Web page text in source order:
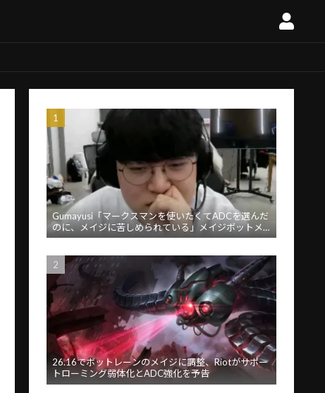
Gumayusi「マークスマンを使いたくてADCを選んだ
のに、メイジに苦しめられている」メイジボットメ
タに苦言
26.16でボットレーンのメイジに調整、Riotがサポー
トローミング弱体化とADC強化を予告